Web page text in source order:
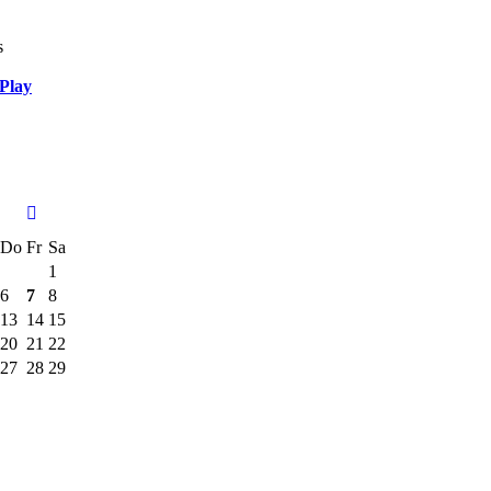
Do Fr Sa
1
6
7
8
13 14 15
20 21 22
27 28 29